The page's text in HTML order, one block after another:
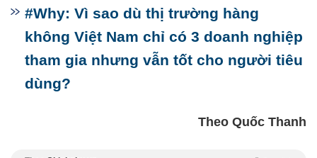
#Why: Vì sao dù thị trường hàng
không Việt Nam chỉ có 3 doanh nghiệp
tham gia nhưng vẫn tốt cho người tiêu
dùng?
Theo Quốc Thanh